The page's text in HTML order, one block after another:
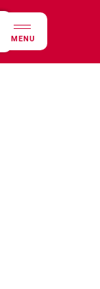
MENU